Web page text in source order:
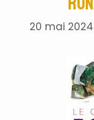
20 mai 2024